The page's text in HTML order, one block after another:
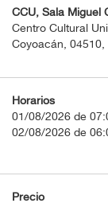
CCU, Sala Miguel
Centro Cultural
Coyoacán,
Horarios
01/08/2026 de
02/08/2026 de
Precio